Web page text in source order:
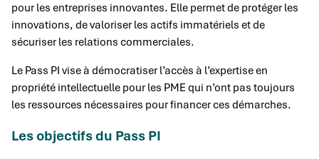
pour les entreprises innovantes. Elle permet de protéger les
innovations, de valoriser les actifs immatériels et de
sécuriser les relations commerciales.
Le Pass PI vise à démocratiser l’accès à l’expertise en
propriété intellectuelle pour les PME qui n’ont pas toujours
les ressources nécessaires pour financer ces démarches.
Les objectifs du Pass PI